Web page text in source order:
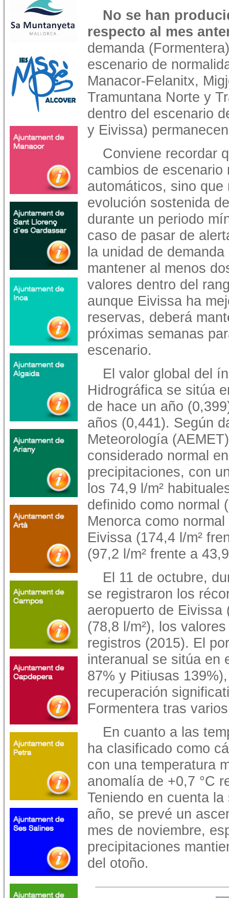
No se han
respecto al mes
demanda
escenario de
Manacor-Felanitx,
Tramuntana Norte y
dentro del escenario
y Eivissa)
Conviene recordar
cambios de escenario
automáticos, sino que
evolución sostenida
durante un periodo
caso de pasar de
la unidad de demanda
mantener al menos
valores dentro del
aunque Eivissa ha
reservas, deberá
próximas semanas
escenario.
El valor global del
Hidrográfica se sitúa
de hace un año
años (0,441). Según
Meteorología
considerado normal
precipitaciones, con
los 74,9 l/m²
definido como normal
Menorca como
Eivissa (174,4 l/m²
(97,2 l/m² frente a
El 11 de octubre,
se registraron los
aeropuerto de Eivissa
(78,8 l/m²), los
registros (2015). El
interanual se sitúa en
87% y Pitiusas
recuperación
Formentera tras
En cuanto a las
ha clasificado como
con una temperatura
anomalía de +0,7 °C
Teniendo en cuenta
año, se prevé un
mes de noviembre,
precipitaciones
del otoño.